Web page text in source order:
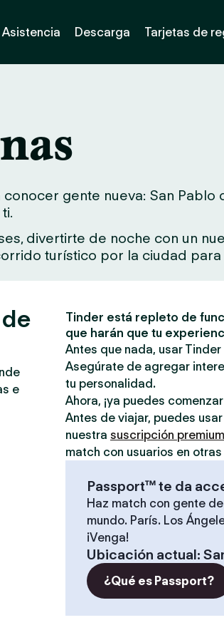
Asistencia Descarga Tarjetas de
gente nueva: San Pablo
divertirte de noche con un
turístico por la ciudad
e
Tinder está repleto de
que harán que tu
Antes que nada, usar
Asegúrate de agregar
tu personalidad.
Ahora, ¡ya puedes
Antes de viajar, puedes
nuestra suscripción premium
match con usuarios en
Passport™ te da
Haz match con gente
mundo. París. Los
¡Venga!
Ubicación actual:
¿Qué es Passport?